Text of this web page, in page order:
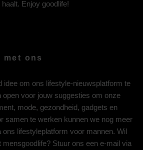
Enjoy goodlife!
met ons
idee om ons lifestyle-nieuwsplatform te
open voor jouw suggesties om onze
mode, gezondheid, gadgets en
samen te werken kunnen we nog meer
ons lifestyleplatform voor mannen. Wil
mensgoodlife? Stuur ons een e-mail via